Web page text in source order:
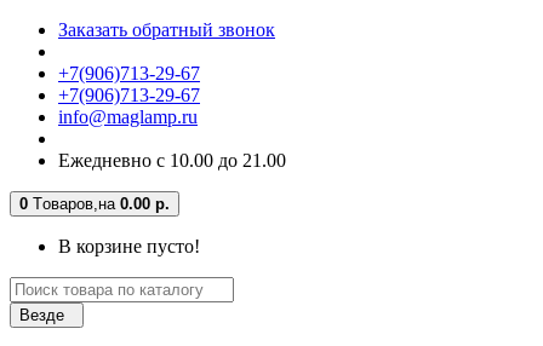
Заказать обратный звонок
+7(906)713-29-67
+7(906)713-29-67
info@maglamp.ru
Ежедневно с 10.00 до 21.00
0 Tоваров,на 0.00 р.
В корзине пусто!
Везде